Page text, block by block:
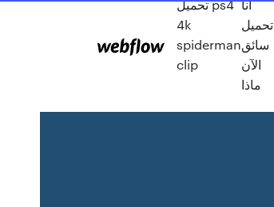
تحميل ps4
4k
spiderman
clip
أنا
تحميل
سائق
الآن
ماذا